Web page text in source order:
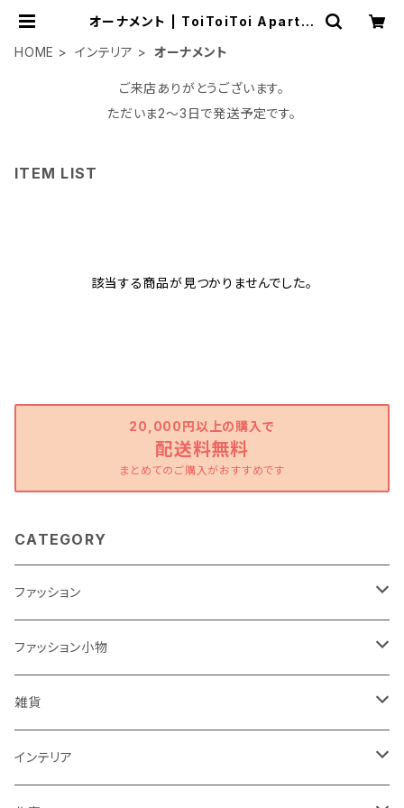
オーナメント | ToiToiToi Apartm
HOME
インテリア オーナメント
ご来店ありがとうございます。
ただいま2〜3日で発送予定です。
ITEM LIST
該当する商品が見つかりませんでした。
20,000円以上の購入で
配送料無料
まとめてのご購入がおすすめです
CATEGORY
ファッション
ワンピース
トップス
パンツ
ファッション小物
バッグ
ポーチ
雑貨
バスケット
インテリア